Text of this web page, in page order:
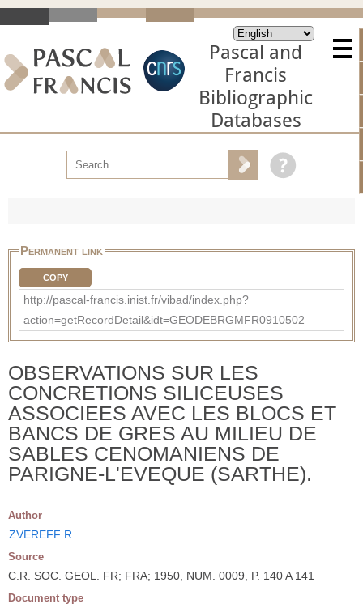
Pascal and
Francis
Bibliographic
Databases
Permanent link
COPY
http://pascal-francis.inist.fr/vibad/index.php?
action=getRecordDetail&idt=GEODEBRGMFR0910502
OBSERVATIONS SUR LES
CONCRETIONS SILICEUSES
ASSOCIEES AVEC LES BLOCS ET
BANCS DE GRES AU MILIEU DE
SABLES CENOMANIENS DE
PARIGNE-L'EVEQUE (SARTHE).
Author
ZVEREFF R
Source
C.R. SOC. GEOL. FR; FRA; 1950, NUM. 0009, P. 140 A 141
Document type